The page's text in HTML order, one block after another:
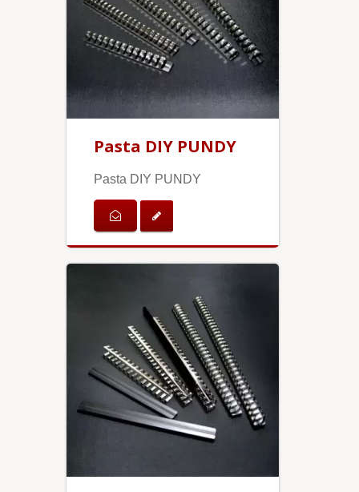
Pasta DIY PUNDY
Pasta DIY PUNDY